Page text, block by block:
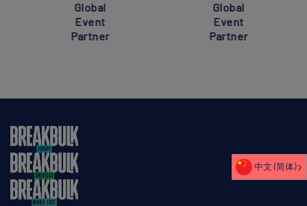
Global
Event
Partner
Global
Event
Partner
中文 (简体)